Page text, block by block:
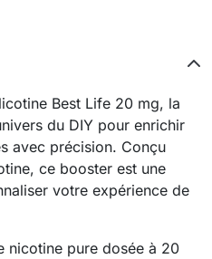
Best Life 20 mg, la
du DIY pour enrichir
avec précision. Conçu
ce booster est une
votre expérience de
nicotine pure dosée à 20